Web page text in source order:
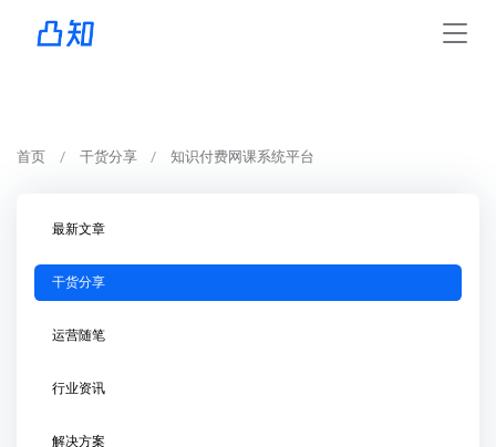
首页 干货分享 知识付费网课系统平台
最新文章
干货分享
运营随笔
行业资讯
解决方案